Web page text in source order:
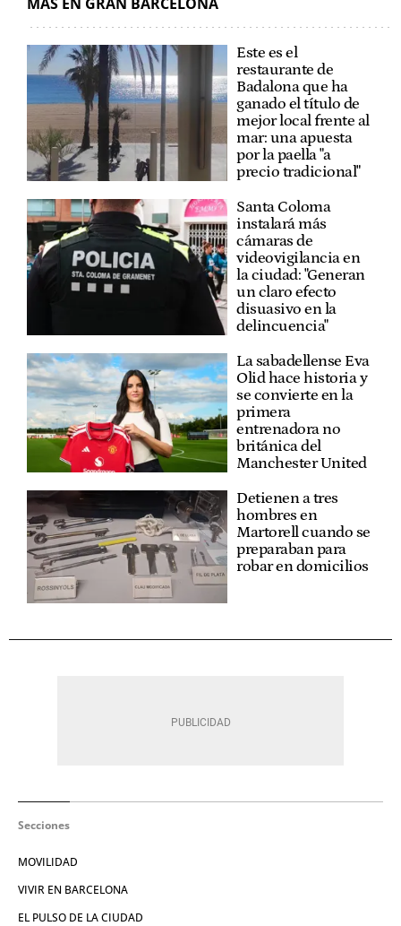
Este es el
restaurante de
Badalona que ha
ganado el título de
mejor local frente al
mar: una apuesta
por la paella "a
precio tradicional"
Santa Coloma
instalará más
cámaras de
videovigilancia en
la ciudad: "Generan
un claro efecto
disuasivo en la
delincuencia"
La sabadellense Eva
Olid hace historia y
se convierte en la
primera
entrenadora no
británica del
Manchester United
Detienen a tres
hombres en
Martorell cuando se
preparaban para
robar en domicilios
Secciones
MOVILIDAD
VIVIR EN BARCELONA
EL PULSO DE LA CIUDAD